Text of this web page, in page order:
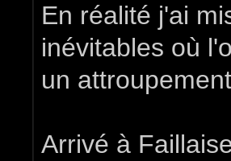
En réalité j'ai
inévitables où
un
Arrivé à